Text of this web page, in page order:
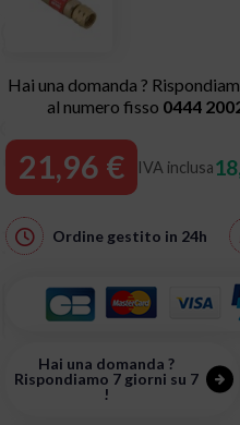
Hai una domanda ?
al numero fisso 0444
21,96 € IVA inclusa
Ordine gestito in 24h
Hai una domanda ?
Rispondiamo 7 giorni su 7
!